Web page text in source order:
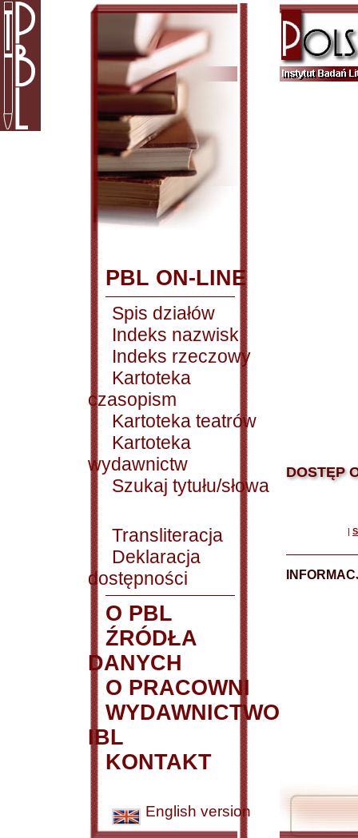
PBL ON-LINE
Spis działów
Indeks nazwisk
Indeks rzeczowy
Kartoteka
czasopism
Kartoteka teatrów
Kartoteka
wydawnictw
Szukaj tytułu/słowa
Transliteracja
Deklaracja
dostępności
O PBL
ŹRÓDŁA
DANYCH
O PRACOWNI
WYDAWNICTWO
IBL
KONTAKT
English version
DOSTĘP
|